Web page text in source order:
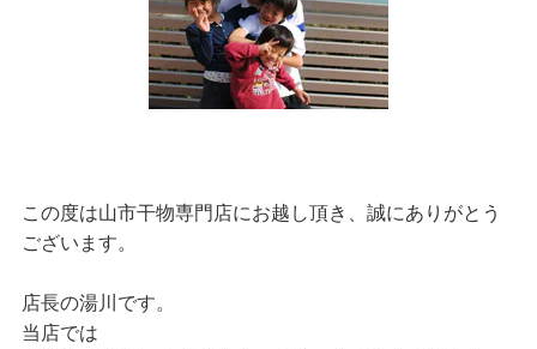
この度は山市干物専門店にお越し頂き、誠にありがとう
ございます。
店長の湯川です。
当店では